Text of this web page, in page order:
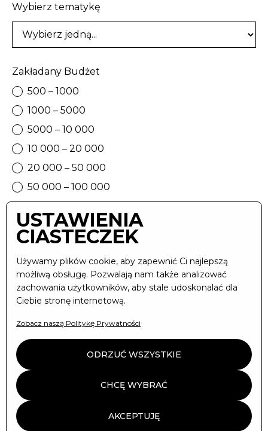
Wybierz tematykę
Zakładany Budżet
500 – 1000
1000 – 5000
5000 – 10 000
10 000 – 20 000
20 000 – 50 000
50 000 – 100 000
Opis projektu / Koncepcja Filmu *
* Wymagane
USTAWIENIA
CIASTECZEK
Używamy plików cookie, aby zapewnić Ci najlepszą
możliwą obsługę. Pozwalają nam także analizować
zachowania użytkowników, aby stale udoskonalać dla
Ciebie stronę internetową.
Zobacz naszą Politykę Prywatności
ODRZUĆ WSZYSTKIE
CHCĘ WYBRAĆ
AKCEPTUJĘ